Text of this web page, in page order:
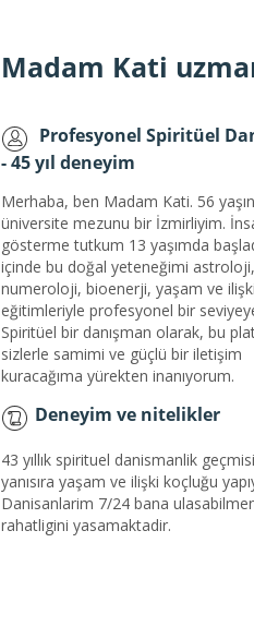
Madam Kati
Profesyonel Spiritüel
- 45 yıl deneyim
Merhaba, ben Madam Kati. 56
üniversite mezunu bir İzmirliyim.
gösterme tutkum 13 yaşımda
içinde bu doğal yeteneğimi astroloji,
numeroloji, bioenerji, yaşam ve
eğitimleriyle profesyonel bir
Spiritüel bir danışman olarak, bu
sizlerle samimi ve güçlü bir iletişim
kuracağıma yürekten inanıyorum.
Deneyim ve nitelikler
43 yıllık spirituel danismanlik
yanısıra yaşam ve ilişki koçluğu
Danisanlarim 7/24 bana
rahatligini yasamaktadir.